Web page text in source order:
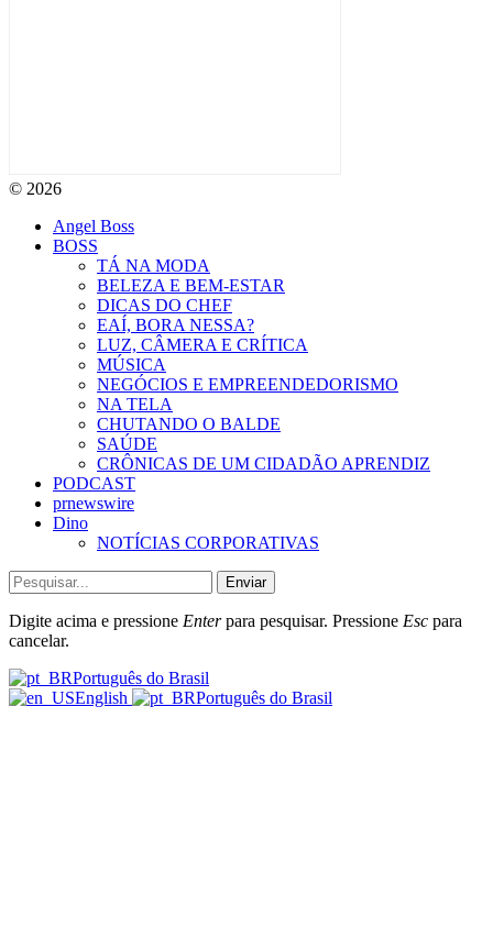
© 2026
Angel Boss
BOSS
TÁ NA MODA
BELEZA E BEM-ESTAR
DICAS DO CHEF
EAÍ, BORA NESSA?
LUZ, CÂMERA E CRÍTICA
MÚSICA
NEGÓCIOS E EMPREENDEDORISMO
NA TELA
CHUTANDO O BALDE
SAÚDE
CRÔNICAS DE UM CIDADÃO APRENDIZ
PODCAST
prnewswire
Dino
NOTÍCIAS CORPORATIVAS
Enviar
Digite acima e pressione Enterpara pesquisar. Pressione Esc para
cancelar.
Português do Brasil
English
Português do Brasil